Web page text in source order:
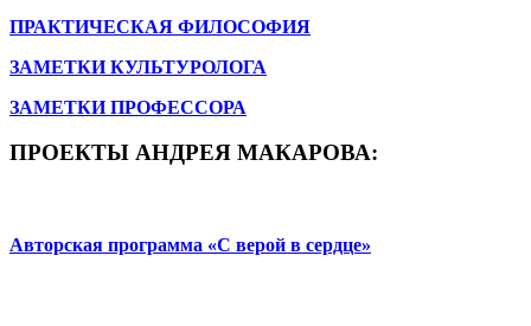
ПРАКТИЧЕСКАЯ ФИЛОСОФИЯ
ЗАМЕТКИ КУЛЬТУРОЛОГА
ЗАМЕТКИ ПРОФЕССОРА
ПРОЕКТЫ АНДРЕЯ МАКАРОВА:
Авторская программа «С верой в сердце»